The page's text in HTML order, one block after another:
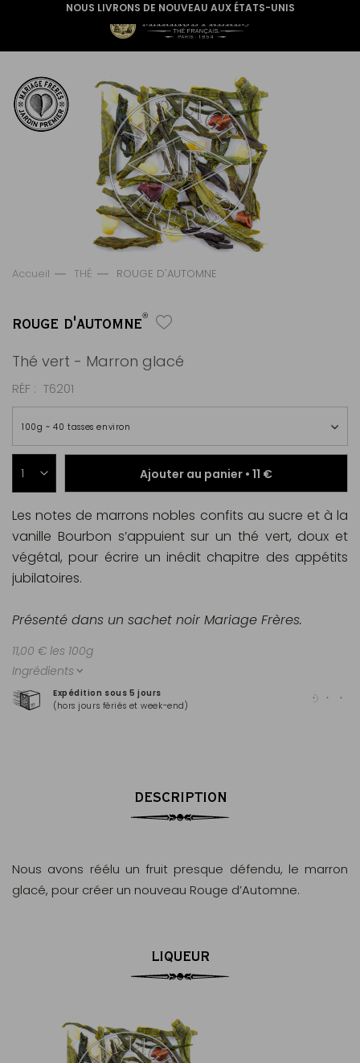
NOUS LIVRONS DE NOUVEAU AUX ÉTATS-UNIS
Accueil THÉ ROUGE D'AUTOMNE
ROUGE D'AUTOMNE®
Thé vert - Marron glacé
RÉF T6201
100g ~ 40 tasses environ
Ajouter au panier • 11 €
Expédition sous 5 jours
(hors jours fériés et week-end)
Les notes de marrons nobles confits au sucre et à la
vanille Bourbon s’appuient sur un thé vert, doux et
végétal, pour écrire un inédit chapitre des appétits
jubilatoires.
Présenté dans un sachet noir Mariage Frères.
11,00 € les 100g
Ingrédients
DESCRIPTION
Nous avons réélu un fruit presque défendu, le marron
glacé, pour créer un nouveau Rouge d’Automne.
LIQUEUR